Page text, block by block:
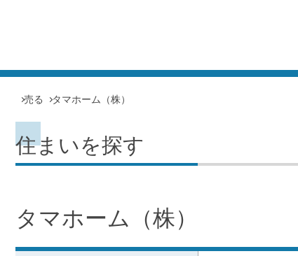
売る タマホーム（株）
住まいを探す
タマホーム（株）